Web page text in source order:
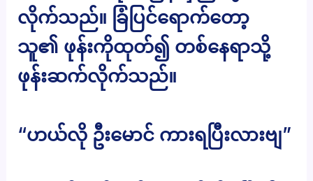
လိုက်သည်။ ခြံပြင်ရောက်တော့
သူ၏ ဖုန်းကိုထုတ်၍ တစ်နေရာသို့
ဖုန်းဆက်လိုက်သည်။
“ဟယ်လို ဦးမောင် ကားရပြီးလားဗျ”